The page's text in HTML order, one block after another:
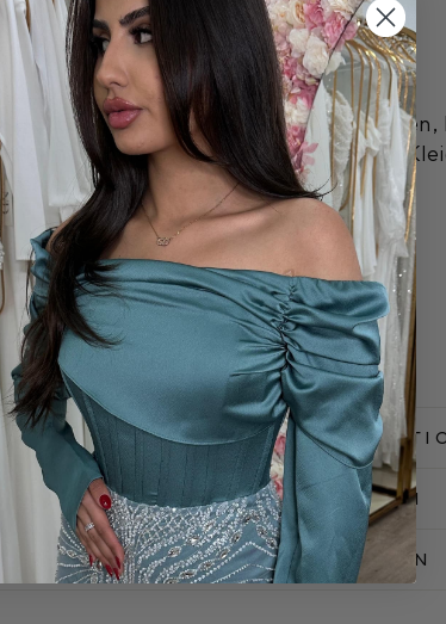
Größe
Hatice-Kleid eine gute Figur! Die
Schnitt perfekt. In dem beigefarbenen
Anlass gerüstet.
Taille:70cm/Hüfte:96cm
MODEL MASSE &
VERSANDINFORMATION
RÜCKGABEINFORMATION